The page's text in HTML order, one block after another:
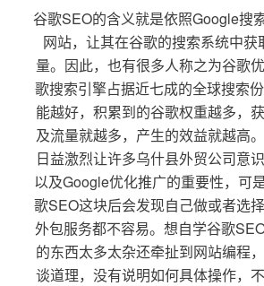
谷歌SEO的含义就是依照Google搜
网站，让其在谷歌的搜索系统中获
量。因此，也有很多人称之为谷歌
歌搜索引擎占据近七成的全球搜索
能越好，积累到的谷歌权重越多，
及流量就越多，产生的效益就越高
日益激烈让许多乌什县外贸公司意
以及Google优化推广的重要性，可
歌SEO这块后会发现自己做或者选
外包服务都不容易。想自学谷歌
的东西太多太杂还牵扯到网站编程
谈道理，没有说明如何具体操作，